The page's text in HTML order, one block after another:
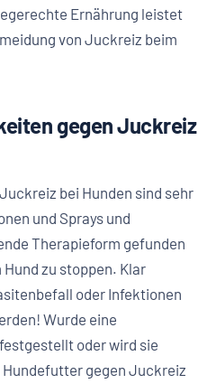
Ernährung leistet
von Juckreiz beim
gegen Juckreiz
bei Hunden sind sehr
und Sprays und
Therapieform gefunden
zu stoppen. Klar
oder Infektionen
Wurde eine
oder wird sie
gegen Juckreiz